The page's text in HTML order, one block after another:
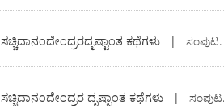
ಸಚ್ಚಿದಾನಂದೇಂದ್ರರದೃಷ್ಟಾಂತ ಕಥೆಗಳು | ಸಂಪುಟ.
ಸಚ್ಚಿದಾನಂದೇಂದ್ರರ ದೃಷ್ಟಾಂತ ಕಥೆಗಳು |